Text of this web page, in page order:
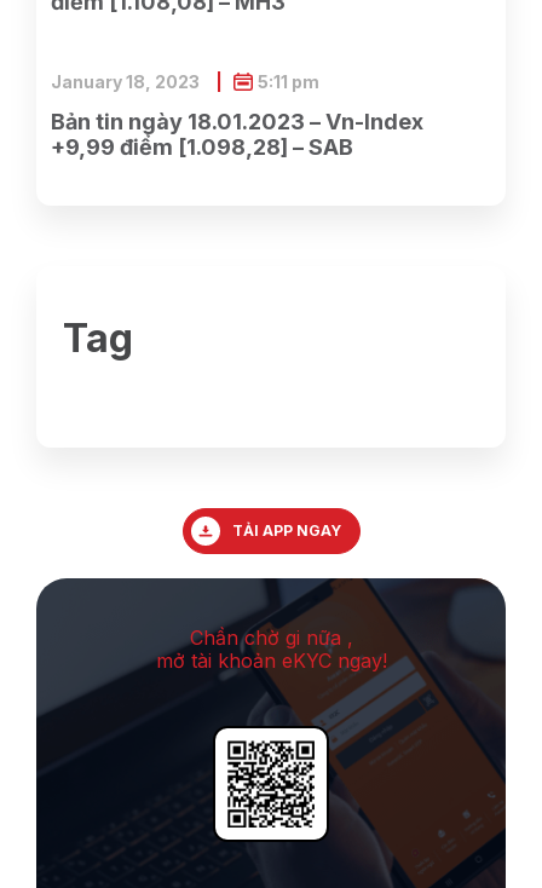
Bản tin ngày 18.01.2023 – Vn-Index
+9,99 điểm [1.098,28] – SAB
January 18, 2023 5:11 pm
Tag
TẢI APP NGAY
Chần chờ gi nữa ,
mở tài khoản eKYC ngay!